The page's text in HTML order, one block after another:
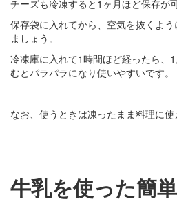
チーズも冷凍すると1ヶ月ほど保存が
保存袋に入れてから、空気を抜くよ
ましょう。
冷凍庫に入れて1時間ほど経ったら、
むとパラパラになり使いやすいです。
なお、使うときは凍ったまま料理に使
牛乳を使った簡